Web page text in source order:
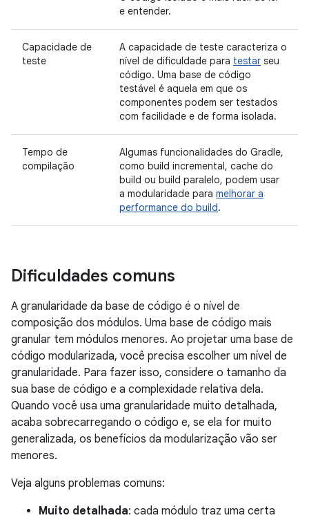
e entender.
Capacidade de
teste
A capacidade de teste caracteriza o
nível de dificuldade para testar seu
código. Uma base de código
testável é aquela em que os
componentes podem ser testados
com facilidade e de forma isolada.
Tempo de
compilação
Algumas funcionalidades do Gradle,
como build incremental, cache do
build ou build paralelo, podem usar
a modularidade para melhorar a
performance do build.
Dificuldades comuns
A granularidade da base de código é o nível de
composição dos módulos. Uma base de código mais
granular tem módulos menores. Ao projetar uma base de
código modularizada, você precisa escolher um nível de
granularidade. Para fazer isso, considere o tamanho da
sua base de código e a complexidade relativa dela.
Quando você usa uma granularidade muito detalhada,
acaba sobrecarregando o código e, se ela for muito
generalizada, os benefícios da modularização vão ser
menores.
Veja alguns problemas comuns:
Muito detalhada: cada módulo traz uma certa